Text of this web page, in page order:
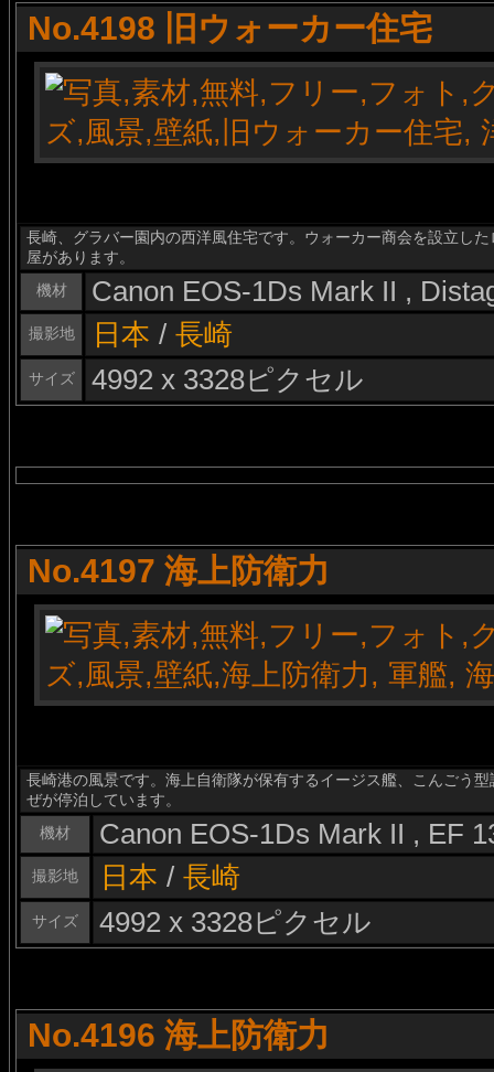
No.4198 旧ウォーカー住宅
長崎、グラバー園内の西洋風住宅です。ウォーカー商会を設立し
屋があります。
機材
Canon EOS-1Ds Mark II ,
撮影地 日本 / 長崎
サイズ 4992 x 3328ピクセル
No.4197 海上防衛力
長崎港の風景です。海上自衛隊が保有するイージス艦、こんごう
ぜが停泊しています。
機材
Canon EOS-1Ds Mark II , EF
撮影地 日本 / 長崎
サイズ 4992 x 3328ピクセル
No.4196 海上防衛力